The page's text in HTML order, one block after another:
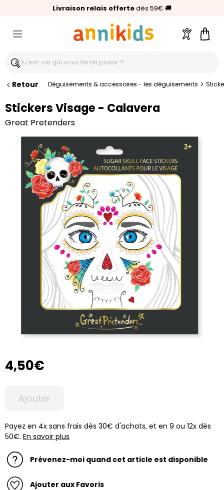
Livraison relais offertedès 59€ 🚚
🥇Palmarès Capital 2025 :Annikids N°1
⭐⭐⭐⭐⭐4,6/5(24 000 avis clients)
Compte
Retour Déguisements & accessoires - les déguisements >
Stickers Visage - Calavera
Great Pretenders
4,50€
Ajouter
Payez en 4x sans frais dès 30€ d'achats, et en 9 ou 12x dès
50€. En savoir plus
Prévenez-moi quand cet article est disponible
Ajouter aux Favoris